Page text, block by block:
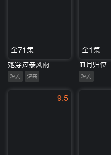
全71集
她穿过暴风雨
短剧 逆袭
全1集
血月归位
短剧
9.5